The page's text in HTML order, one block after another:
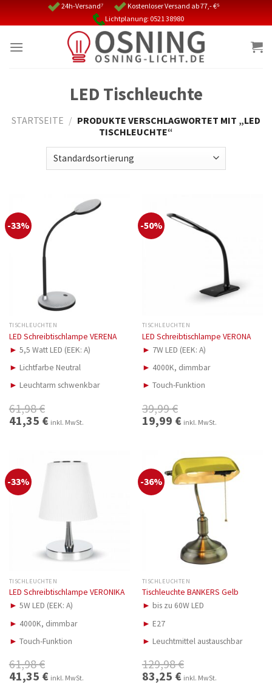
24h-Versand⁷
Kostenloser Versand ab 77,- €⁵
Lichtplanung: 0521 38980
LED Tischleuchte
STARTSEITE / PRODUKTE VERSCHLAGWORTET MIT „LED
TISCHLEUCHTE“
-33%
TISCHLEUCHTEN
LED Schreibtischlampe VERENA
► 5,5 Watt LED (EEK: A)
► Lichtfarbe Neutral
► Leuchtarm schwenkbar
61,98€
Ursprünglicher
Preis
41,35 €Aktueller
Preis
inkl. MwSt.
-50%
TISCHLEUCHTEN
LED Schreibtischlampe VERONA
► 7W LED (EEK: A)
► 4000K, dimmbar
► Touch-Funktion
39,99€
Ursprünglicher
Preis
19,99 €Aktueller
Preis
inkl. MwSt.
-33%
TISCHLEUCHTEN
LED Schreibtischlampe VERONIKA
► 5W LED (EEK: A)
► 4000K, dimmbar
► Touch-Funktion
61,98€
Ursprünglicher
Preis
41,35 €Aktueller
Preis
inkl. MwSt.
-36%
TISCHLEUCHTEN
Tischleuchte BANKERS Gelb
► bis zu 60W LED
► E27
► Leuchtmittel austauschbar
129,98€
Ursprünglicher
Preis
83,25 €Aktueller
Preis
inkl. MwSt.